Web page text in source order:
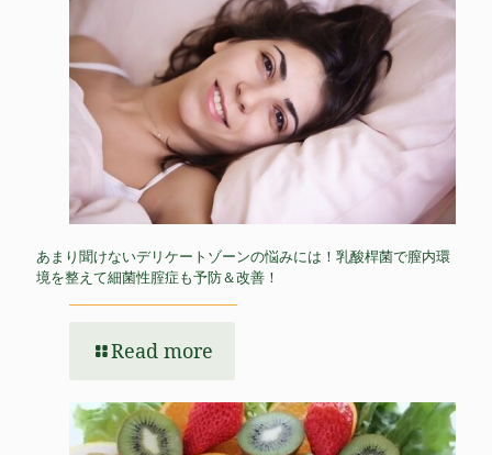
あまり聞けないデリケートゾーンの悩みには！乳酸桿菌で膣内環
境を整えて細菌性腟症も予防＆改善！
Read more